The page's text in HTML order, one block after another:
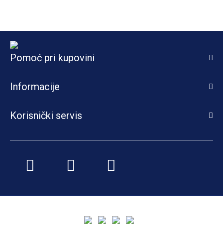
Pomoć pri kupovini
Informacije
Korisnički servis